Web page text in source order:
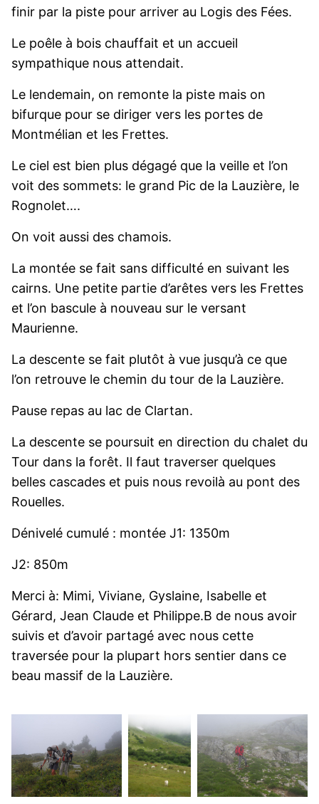
finir par la piste pour arriver au Logis des Fées.
Le poêle à bois chauffait et un accueil
sympathique nous attendait.
Le lendemain, on remonte la piste mais on
bifurque pour se diriger vers les portes de
Montmélian et les Frettes.
Le ciel est bien plus dégagé que la veille et l’on
voit des sommets: le grand Pic de la Lauzière, le
Rognolet….
On voit aussi des chamois.
La montée se fait sans difficulté en suivant les
cairns. Une petite partie d’arêtes vers les Frettes
et l’on bascule à nouveau sur le versant
Maurienne.
La descente se fait plutôt à vue jusqu’à ce que
l’on retrouve le chemin du tour de la Lauzière.
Pause repas au lac de Clartan.
La descente se poursuit en direction du chalet du
Tour dans la forêt. Il faut traverser quelques
belles cascades et puis nous revoilà au pont des
Rouelles.
Dénivelé cumulé : montée J1: 1350m
J2: 850m
Merci à: Mimi, Viviane, Gyslaine, Isabelle et
Gérard, Jean Claude et Philippe.B de nous avoir
suivis et d’avoir partagé avec nous cette
traversée pour la plupart hors sentier dans ce
beau massif de la Lauzière.